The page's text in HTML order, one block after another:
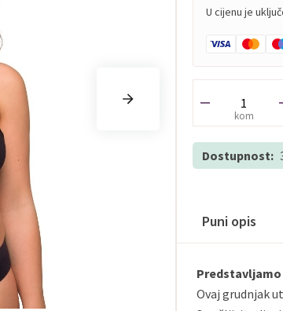
U cijenu je
kom
Dostupnost:
Puni opis
Predstavljamo
Ovaj grudnjak